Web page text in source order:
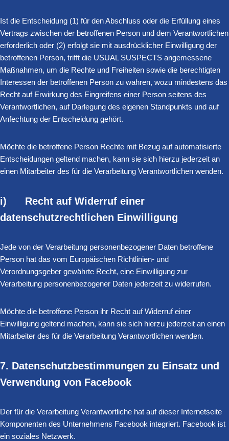
Ist die Entscheidung (1) für den Abschluss oder die Erfüllung eines
Vertrags zwischen der betroffenen Person und dem Verantwortlichen
erforderlich oder (2) erfolgt sie mit ausdrücklicher Einwilligung der
betroffenen Person, trifft die USUAL SUSPECTS angemessene
Maßnahmen, um die Rechte und Freiheiten sowie die berechtigten
Interessen der betroffenen Person zu wahren, wozu mindestens das
Recht auf Erwirkung des Eingreifens einer Person seitens des
Verantwortlichen, auf Darlegung des eigenen Standpunkts und auf
Anfechtung der Entscheidung gehört.
Möchte die betroffene Person Rechte mit Bezug auf automatisierte
Entscheidungen geltend machen, kann sie sich hierzu jederzeit an
einen Mitarbeiter des für die Verarbeitung Verantwortlichen wenden.
i) Recht auf Widerruf einer
datenschutzrechtlichen Einwilligung
Jede von der Verarbeitung personenbezogener Daten betroffene
Person hat das vom Europäischen Richtlinien- und
Verordnungsgeber gewährte Recht, eine Einwilligung zur
Verarbeitung personenbezogener Daten jederzeit zu widerrufen.
Möchte die betroffene Person ihr Recht auf Widerruf einer
Einwilligung geltend machen, kann sie sich hierzu jederzeit an einen
Mitarbeiter des für die Verarbeitung Verantwortlichen wenden.
7. Datenschutzbestimmungen zu Einsatz und
Verwendung von Facebook
Der für die Verarbeitung Verantwortliche hat auf dieser Internetseite
Komponenten des Unternehmens Facebook integriert. Facebook ist
ein soziales Netzwerk.